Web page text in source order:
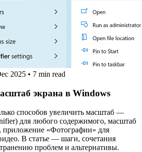
2025 • 7 min read
экрана в Windows
способов увеличить масштаб —
для любого содержимого, масштаб
приложение «Фотографии» для
В статье — шаги, сочетания
проблем и альтернативы.